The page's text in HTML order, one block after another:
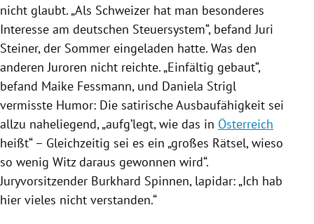
nicht glaubt. „Als Schweizer hat man besonderes
Interesse am deutschen Steuersystem“, befand Juri
Steiner, der Sommer eingeladen hatte. Was den
anderen Juroren nicht reichte. „Einfältig gebaut“,
befand Maike Fessmann, und Daniela Strigl
vermisste Humor: Die satirische Ausbaufähigkeit sei
allzu naheliegend, „aufg’legt, wie das in Österreich
heißt“ – Gleichzeitig sei es ein „großes Rätsel, wieso
so wenig Witz daraus gewonnen wird“.
Juryvorsitzender Burkhard Spinnen, lapidar: „Ich hab
hier vieles nicht verstanden.“